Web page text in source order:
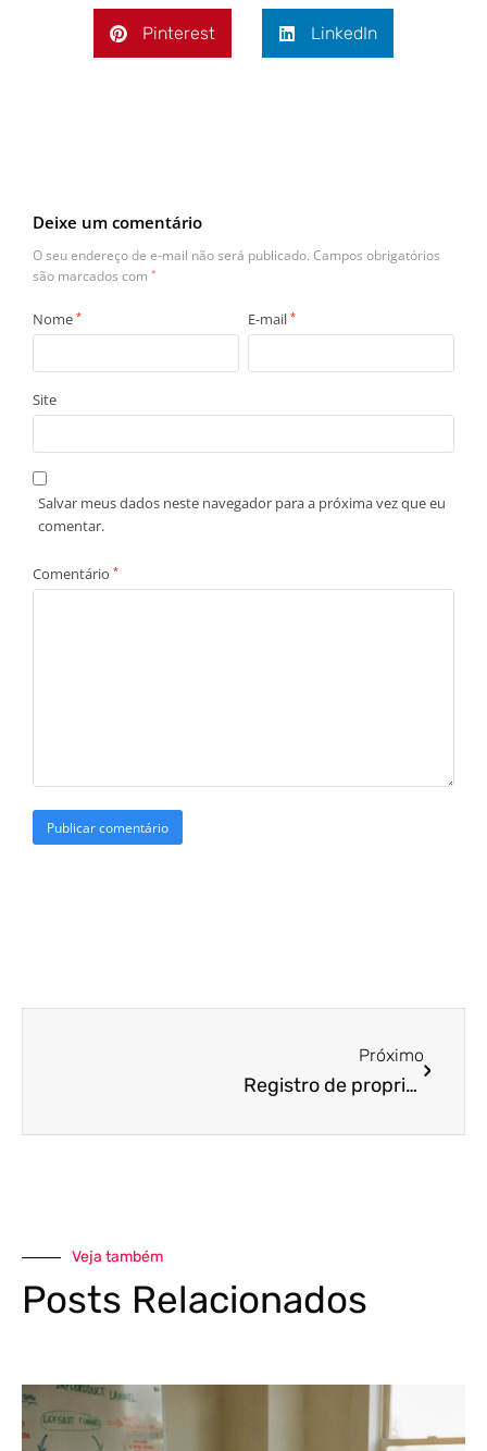
Pinterest LinkedIn
Deixe um comentário
O seu endereço de e-mail não será publicado. Campos obrigatórios
são marcados com *
Nome * E-mail *
Site
Salvar meus dados neste navegador para a próxima vez que eu
comentar.
Comentário *
Próximo
Registro de propriedade intelectual para cursos: Como proteger seu infoproduto
Veja também
Posts Relacionados